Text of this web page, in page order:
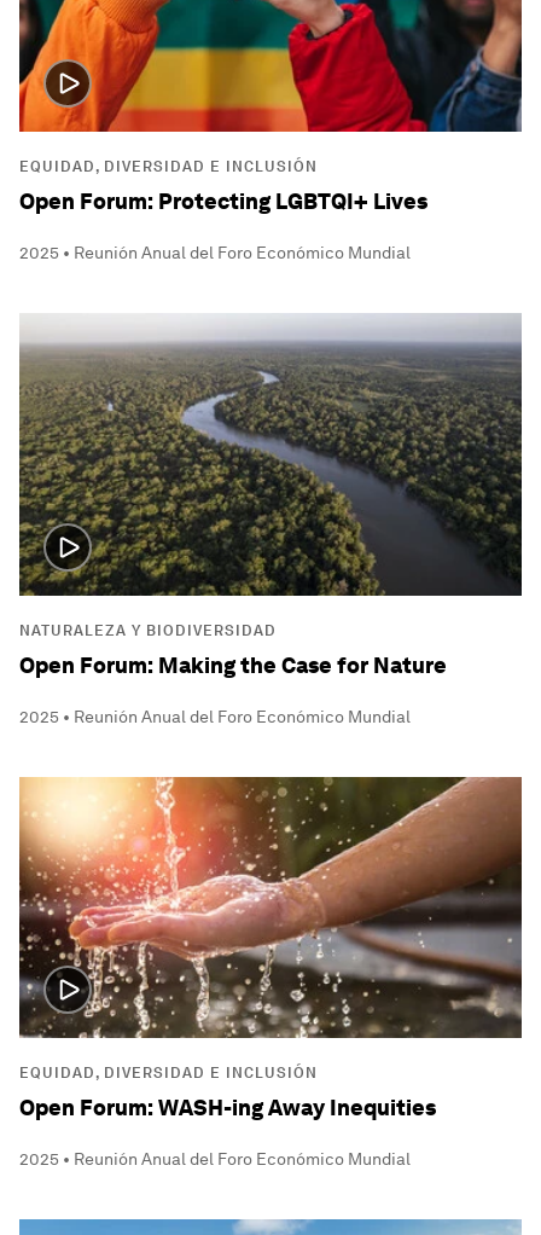
EQUIDAD, DIVERSIDAD E INCLUSIÓN
Open Forum: Protecting LGBTQI+ Lives
2025 • Reunión Anual del Foro Económico Mundial
NATURALEZA Y BIODIVERSIDAD
Open Forum: Making the Case for Nature
2025 • Reunión Anual del Foro Económico Mundial
EQUIDAD, DIVERSIDAD E INCLUSIÓN
Open Forum: WASH-ing Away Inequities
2025 • Reunión Anual del Foro Económico Mundial